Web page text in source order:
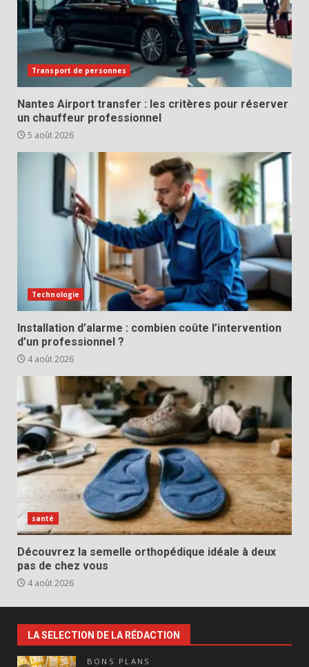
Transport de personnes
Nantes Airport transfer : les critères pour réserver
un chauffeur professionnel
5 août 2026
Technologie
Installation d’alarme : combien coûte l’intervention
d’un professionnel ?
4 août 2026
santé
Découvrez la semelle orthopédique idéale à deux
pas de chez vous
4 août 2026
LA SELECTION DE LA RÉDACTION
BONS PLANS